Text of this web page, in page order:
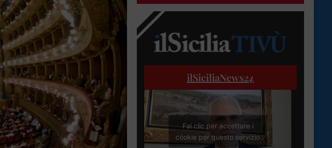
ilSiciliaNews24
Fai clic per accettare i
cookie per questo servizio